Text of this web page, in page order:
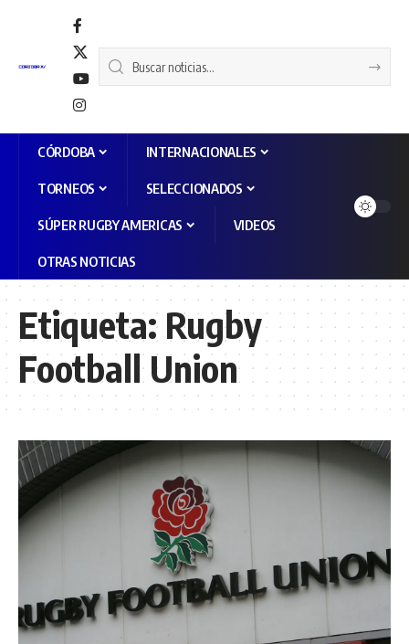
CÓRDOBA INTERNACIONALES
TORNEOS SELECCIONADOS
SÚPER RUGBY AMERICAS VIDEOS
OTRAS NOTICIAS
Etiqueta: Rugby
Football Union